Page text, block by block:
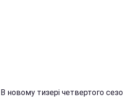
В новому тизері четвертого